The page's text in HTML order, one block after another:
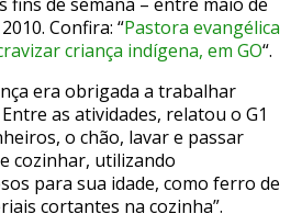
Confira: “Pastora evangélica
criança indígena, em GO“.
era obrigada a trabalhar
as atividades, relatou o G1
o chão, lavar e passar
cozinhar, utilizando
para sua idade, como ferro de
cortantes na cozinha”.